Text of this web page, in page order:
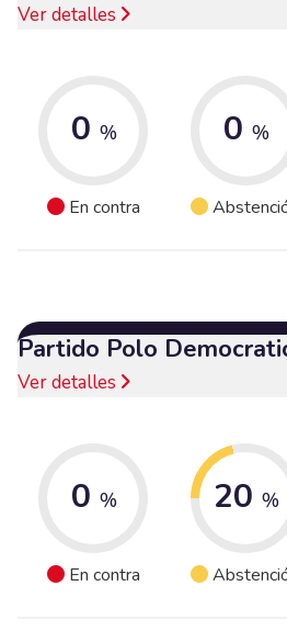
Ver detalles
0 %
En contra
0 %
Partido Polo
Ver detalles
0 %
En contra
20 %